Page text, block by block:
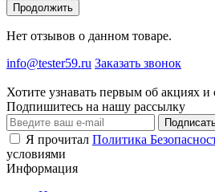
Продолжить
Нет отзывов о данном товаре.
info@tester59.ru Заказать звонок
Хотите узнавать первым об акциях и
Подпишитесь на нашу рассылку
Я прочитал Политика
условиями
Информация